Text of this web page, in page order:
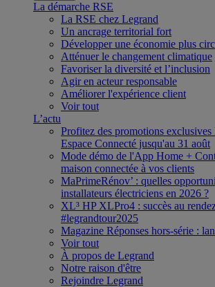
La démarche RSE
La RSE chez Legrand
Un ancrage territorial fort
Développer une économie plus
Atténuer le changement climatique
Favoriser la diversité et l’inclusion
Agir en acteur responsable
Améliorer l'expérience client
Voir tout
L’actu
Profitez des promotions
Espace Connecté jusqu'au 31 août
Mode démo de l'App Home +
maison connectée à vos clients
MaPrimeRénov’ : quelles
installateurs électriciens en 2026 ?
XL³ HP XLPro4 : succès au
#legrandtour2025
Magazine Réponses hors-série :
Voir tout
À propos de Legrand
Notre raison d'être
Rejoindre Legrand